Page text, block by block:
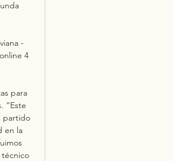
-
4
para
“Este
partido
en la
técnico